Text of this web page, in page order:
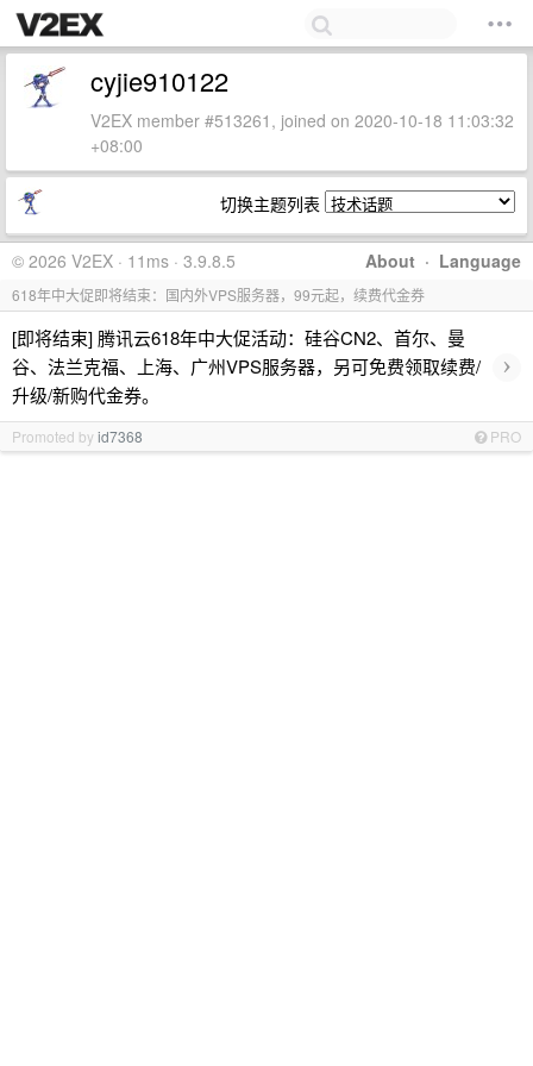
cyjie910122
V2EX member #513261, joined on 2020-10-18 11:03:32
+08:00
切换主题列表
About · Language
© 2026 V2EX · 11ms · 3.9.8.5
618年中大促即将结束：国内外VPS服务器，99元起，续费代金券
[即将结束] 腾讯云618年中大促活动：硅谷CN2、首尔、曼
谷、法兰克福、上海、广州VPS服务器，另可免费领取续费/
升级/新购代金券。
›
Promoted byid7368 PRO